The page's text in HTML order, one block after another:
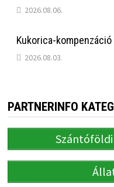
2026.08.06.
Kukorica-
2026.08.03.
PARTNERINFO